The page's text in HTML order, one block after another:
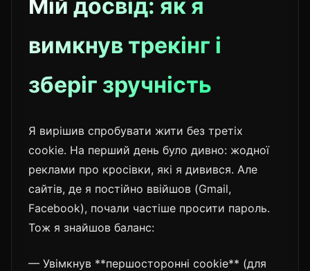
Мій досвід: як я
вимкнув трекінг і
зберіг зручність
Я вирішив спробувати жити без третіх
cookie. На перший день було дивно: жодної
реклами про кросівки, які я дивився. Але
сайтів, де я постійно ввійшов (Gmail,
Facebook), почали частіше просити пароль.
Тож я знайшов баланс:
— Увімкнув **першосторонні cookie** (для